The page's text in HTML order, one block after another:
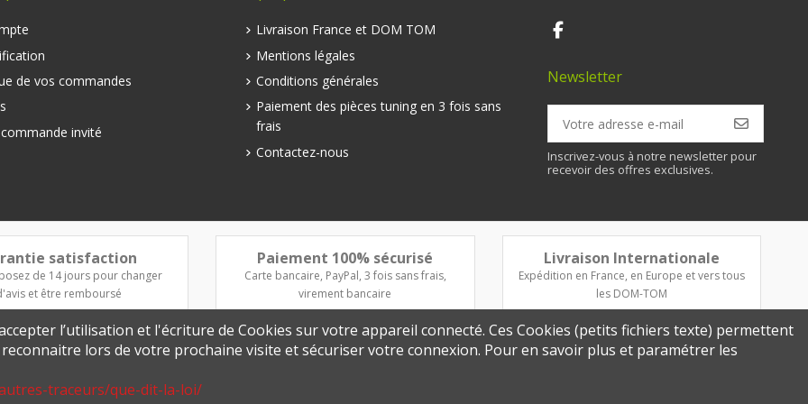
de vos commandes
invité
Livraison France et DOM TOM
Mentions légales
Conditions générales
Paiement des pièces tuning en 3 fois sans
frais
Contactez-nous
Newsletter
Inscrivez-vous à notre newsletter pour
recevoir des offres exclusives.
satisfaction
de 14 jours pour changer
et être remboursé
Paiement 100% sécurisé
Carte bancaire, PayPal, 3 fois sans frais,
virement bancaire
Livraison Internationale
Expédition en France, en Europe et vers tous
les DOM-TOM
l’utilisation et l'écriture de Cookies sur votre appareil connecté. Ces Cookies (petits fichiers texte) permettent
lors de votre prochaine visite et sécuriser votre connexion. Pour en savoir plus et paramétrer les
traceurs/que-dit-la-loi/